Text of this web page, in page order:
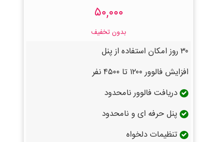
۵۰,۰۰۰
بدون تخفیف
۳۰ روز امکان استفاده از پنل
افزایش فالوور ۱۲۰۰ تا ۴۵۰۰ نفر
دریافت فالوور نامحدود
پنل حرفه ای و نامحدود
تنظیمات دلخواه